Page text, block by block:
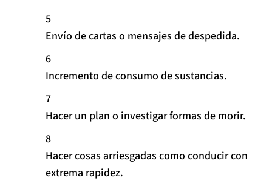
Envío de cartas o mensajes de despedida.
Incremento de consumo de sustancias.
Hacer un plan o investigar formas de morir.
Hacer cosas arriesgadas como conducir con
extrema rapidez.